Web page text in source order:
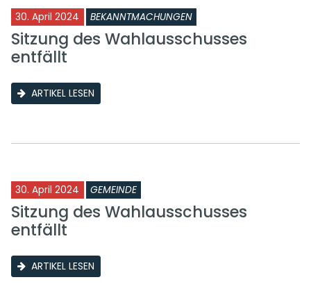
30. April 2024 BEKANNTMACHUNGEN
Sitzung des Wahlausschusses
entfällt
ARTIKEL LESEN
30. April 2024 GEMEINDE
Sitzung des Wahlausschusses
entfällt
ARTIKEL LESEN